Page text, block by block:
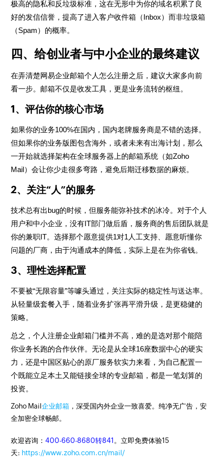
极高的隐私和反垃圾标准，这在无形中为你的域名积累了良
好的发信信誉，提高了进入客户收件箱（Inbox）而非垃圾箱
（Spam）的概率。
四、给创业者与中小企业的最终建议
在弄清楚网易企业邮箱个人怎么注册之后，建议大家多向前
看一步。邮箱不仅是收发工具，更是业务流转的枢纽。
1、评估你的核心市场
如果你的业务100%在国内，国内老牌服务商是不错的选择。
但如果你的业务版图包含海外，或者未来有出海计划，那么
一开始就选择架构在全球服务器上的邮箱系统（如Zoho
Mail）会让你少走很多弯路，避免后期迁移数据的麻烦。
2、关注“人”的服务
技术总有出bug的时候，但服务能弥补技术的冰冷。对于个人
用户和中小企业，没有IT部门做后盾，服务商的售后团队就是
你的兼职IT。选择那个愿意提供1对1人工支持、愿意听懂你
问题的厂商，由于沟通成本的降低，实际上是在为你省钱。
3、理性选择配置
不要被“无限容量”等噱头通过，关注实际的稳定性与送达率。
从轻量级套餐入手，随着业务扩张再平滑升级，是更稳健的
策略。
总之，个人注册企业邮箱门槛并不高，难的是选对那个能陪
你业务长跑的合作伙伴。无论是从全球16座数据中心的硬实
力，还是中国区贴心的原厂服务软实力来看，为自己配置一
个既能立足本土又能链接全球的专业邮箱，都是一笔划算的
投资。
Zoho Mail企业邮箱 ，深受国内外企业一致喜爱。纯净无广告，安
全加密全球畅邮。
欢迎咨询：400-660-8680转841 。立即免费体验15
天: https://www.zoho.com.cn/mail/